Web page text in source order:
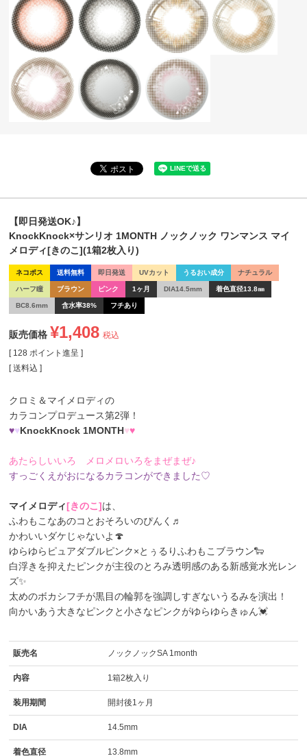
【即日発送OK♪】
KnockKnock×サンリオ 1MONTH ノックノック ワンマンス マイ
メロディ[きのこ](1箱2枚入り)
ネコポス 送料無料 即日発送 UVカット うるおい成分 ナチュラル
ハーフ瞳 ブラウン ピンク 1ヶ月 DIA14.5mm 着色直径13.8㎜
BC8.6mm 含水率38% フチあり
販売価格 ¥1,408 税込
[ 128 ポイント進呈 ]
送料込
クロミ＆マイメロディの
カラコンプロデュース第2弾！
♥♥KnockKnock 1MONTH♥♥
あたらしいいろ メロメロいろをまぜまぜ♪
すっごくえがおになるカラコンができました♡
マイメロディ[きのこ]は、
ふわもこなあのコとおそろいのぴんく♬
かわいいダケじゃないよ🍄
ゆらゆらピュアダブルピンク×とぅるりふわもこブラウン🐑
白浮きを抑えたピンクが主役のとろみ透明感のある新感覚水光レン
ズ✨
太めのボカシフチが黒目の輪郭を強調しすぎないうるみを演出！
向かいあう大きなピンクと小さなピンクがゆらゆらきゅん💓
販売名 ノックノックSA 1month
内容 1箱2枚入り
装用期間 開封後1ヶ月
DIA 14.5mm
着色直径 13.8mm